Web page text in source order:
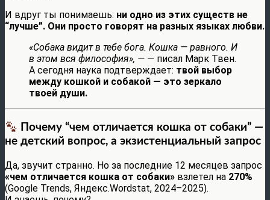
И вдруг ты понимаешь: ни одно из этих существ не
“лучше”. Они просто говорят на разных языках любви.
«Собака видит в тебе бога. Кошка — равного. И
в этом вся философия», — — писал Марк Твен.
А сегодня наука подтверждает: твой выбор
между кошкой и собакой — это зеркало
твоей души.
Почему “чем отличается кошка от собаки” —
не детский вопрос, а экзистенциальный запрос
Да, звучит странно. Но за последние 12 месяцев запрос
«чем отличается кошка от собаки» взлетел на 270%
(Google Trends, Яндекс.Wordstat, 2024–2025).